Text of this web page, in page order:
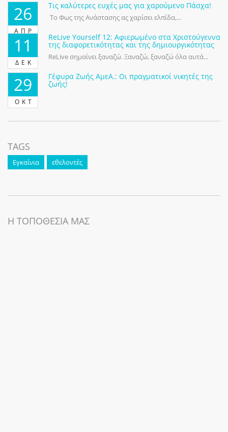
26
ΑΠΡ
Τις καλύτερες ευχές μας για χαρούμενο Πάσχα!
Το Φως της Ανάστασης ας χαρίσει ελπίδα,...
11
ΔΕΚ
ReLive Yourself 12: Αφιερωμένο στα Χριστούγεννα
της διαφορετικότητας και της δημιουργικότητας
ReLive σημαίνει ξαναζώ. Ξαναζώ, ξαναζώ όλα αυτά...
29
ΟΚΤ
Γέφυρα Ζωής ΑμεΑ.: Οι πραγματικοί νικητές της
ζωής!
TAGS
Εγκαίνια εθελοντές
Η ΤΟΠΟΘΕΣΙΑ ΜΑΣ